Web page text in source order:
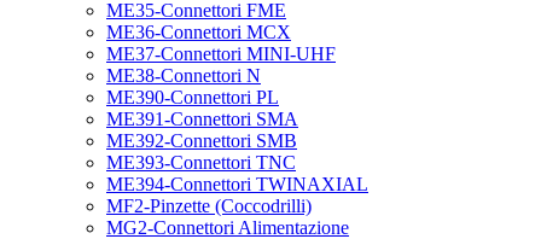
ME35-Connettori FME
ME36-Connettori MCX
ME37-Connettori MINI-UHF
ME38-Connettori N
ME390-Connettori PL
ME391-Connettori SMA
ME392-Connettori SMB
ME393-Connettori TNC
ME394-Connettori TWINAXIAL
MF2-Pinzette (Coccodrilli)
MG2-Connettori Alimentazione